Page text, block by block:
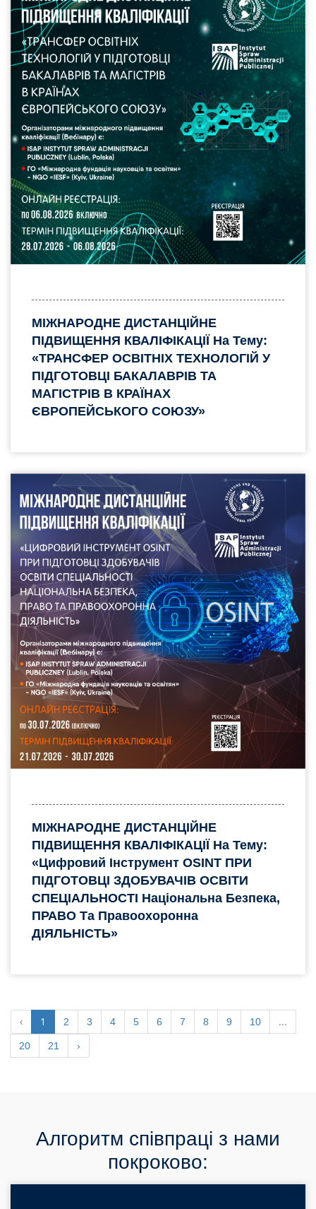
МІЖНАРОДНЕ ДИСТАНЦІЙНЕ
ПІДВИЩЕННЯ КВАЛІФІКАЦІЇ На Тему:
«ТРАНСФЕР ОСВІТНІХ ТЕХНОЛОГІЙ У
ПІДГОТОВЦІ БАКАЛАВРІВ ТА
МАГІСТРІВ В КРАЇНАХ
ЄВРОПЕЙСЬКОГО СОЮЗУ»
МІЖНАРОДНЕ ДИСТАНЦІЙНЕ
ПІДВИЩЕННЯ КВАЛІФІКАЦІЇ На Тему:
«Цифровий Інструмент OSINT ПРИ
ПІДГОТОВЦІ ЗДОБУВАЧІВ ОСВІТИ
СПЕЦІАЛЬНОСТІ Національна Безпека,
ПРАВО Та Правоохоронна
ДІЯЛЬНІСТЬ»
‹ 1 2 3 4 5 6 7 8 9 10 ...
20 21 ›
Алгоритм співпраці з нами
покроково: